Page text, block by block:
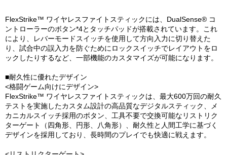
FlexStrike™ ワイヤレスファイトスティックには、DualSense® コ
ントローラーのボタン*4とタッチパッドが搭載されています。これ
により、レバーモードスイッチを使用して方向入力に切り替えた
り、試合中の誤入力を防ぐためにロックスイッチでレイアウトをロ
ックしたりするなど、一部機能のカスタマイズが可能になります。
■耐久性に優れたデザイン
<格闘ゲーム向けにデザイン>
FlexStrike™ ワイヤレスファイトスティックは、最大600万回の耐久
テストを実施したカスタム設計の高品質なデジタルスティック、メ
カニカルスイッチ採用のボタン、工具不要で交換可能なリストリク
ターゲート（四角形、円形、八角形）、耐久性と人間工学に基づく
デザインを採用しており、長時間のプレイでも快適に戦えます。